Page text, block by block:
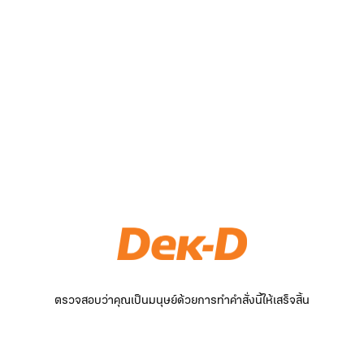
ตรวจสอบว่าคุณเป็นมนุษย์ด้วยการทำคำสั่งนี้ให้เสร็จสิ้น